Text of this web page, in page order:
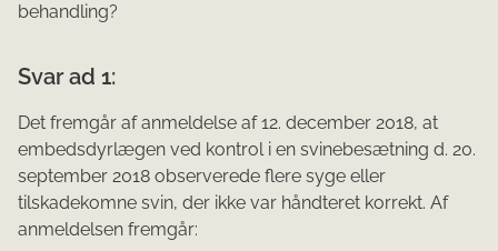
behandling?
Svar ad 1:
Det fremgår af anmeldelse af 12. december 2018, at
embedsdyrlægen ved kontrol i en svinebesætning d. 20.
september 2018 observerede flere syge eller
tilskadekomne svin, der ikke var håndteret korrekt. Af
anmeldelsen fremgår: